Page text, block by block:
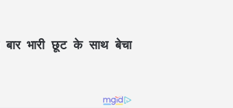
भारी छूट के साथ बेचा